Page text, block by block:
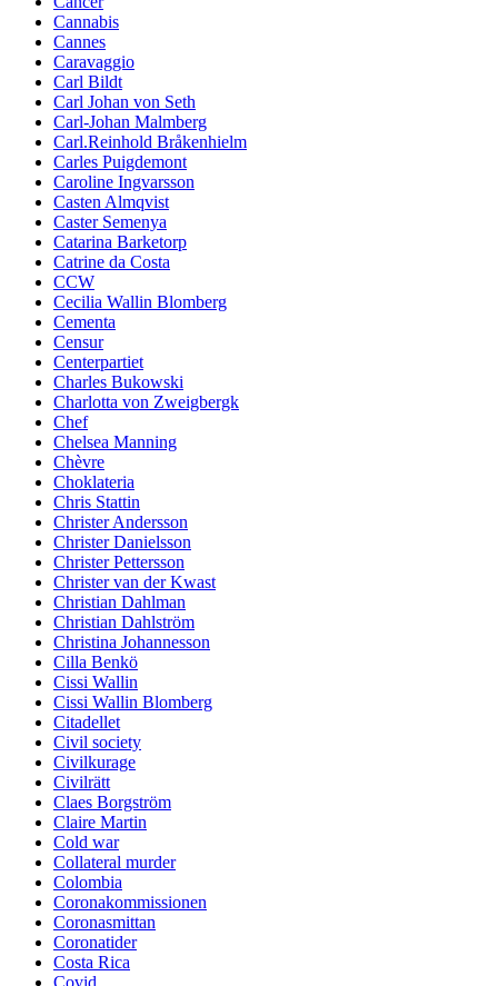
Cannabis
Cannes
Caravaggio
Carl Bildt
Carl Johan von Seth
Carl-Johan Malmberg
Carl.Reinhold Bråkenhielm
Carles Puigdemont
Caroline Ingvarsson
Casten Almqvist
Caster Semenya
Catarina Barketorp
Catrine da Costa
CCW
Cecilia Wallin Blomberg
Cementa
Censur
Centerpartiet
Charles Bukowski
Charlotta von Zweigbergk
Chef
Chelsea Manning
Chèvre
Choklateria
Chris Stattin
Christer Andersson
Christer Danielsson
Christer Pettersson
Christer van der Kwast
Christian Dahlman
Christian Dahlström
Christina Johannesson
Cilla Benkö
Cissi Wallin
Cissi Wallin Blomberg
Citadellet
Civil society
Civilkurage
Civilrätt
Claes Borgström
Claire Martin
Cold war
Collateral murder
Colombia
Coronakommissionen
Coronasmittan
Coronatider
Costa Rica
Covid